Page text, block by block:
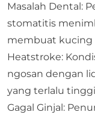
Masalah Dental:
stomatitis
membuat
Heatstroke:
ngosan dengan
yang terlalu
Gagal Ginjal: